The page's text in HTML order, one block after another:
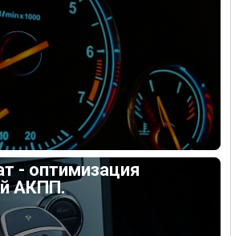
- оптимизация
АКПП.